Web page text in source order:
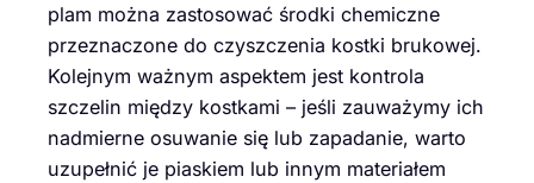
plam można zastosować środki chemiczne
przeznaczone do czyszczenia kostki brukowej.
Kolejnym ważnym aspektem jest kontrola
szczelin między kostkami – jeśli zauważymy ich
nadmierne osuwanie się lub zapadanie, warto
uzupełnić je piaskiem lub innym materiałem